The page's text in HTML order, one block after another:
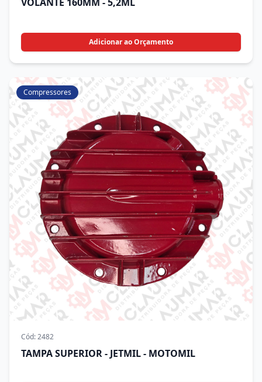
Adicionar ao Orçamento
Compressores
Cód:2482
TAMPA SUPERIOR - JETMIL - MOTOMIL